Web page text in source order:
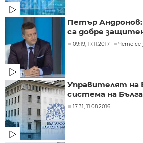
Петър
са добре
09:19, 17.11.2017 Чете се
Управителят на
система на
17:31, 11.08.2016